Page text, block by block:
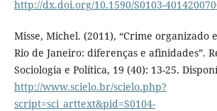
http://dx.doi.org/10.1590/S0103-
Misse, Michel. (2011), “Crime organizado
Rio de Janeiro: diferenças e afinidades”.
Sociologia e Política, 19 (40): 13-25.
http://www.scielo.br/scielo.php?
script=sci_arttext&pid=S0104-